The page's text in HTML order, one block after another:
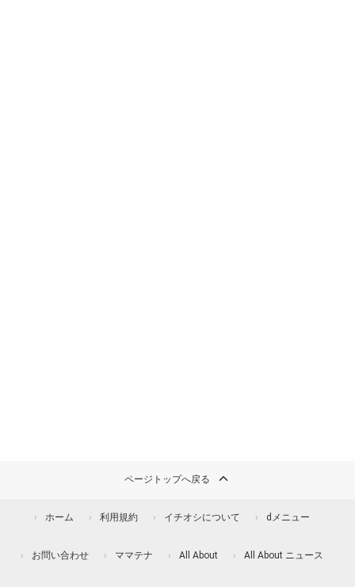
ページトップへ戻る
ホーム 利用規約 イチオシについて dメニュー
お問い合わせ ママテナ All About All About ニュース